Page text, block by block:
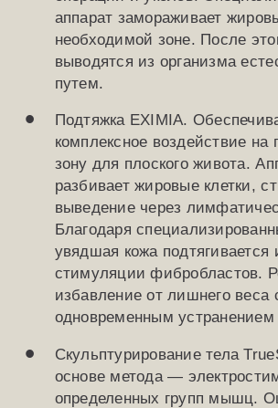
аппарат замораживает
необходимой зоне. После
выводятся из организма
путем.
Подтяжка EXIMIA.
комплексное воздействие на
зону для плоского живота.
разбивает жировые клетки,
выведение через
Благодаря
увядшая кожа подтягивается
стимуляции фибробластов.
избавление от лишнего веса
одновременным
Скульптурирование тела
основе метода —
определенных групп мышц.